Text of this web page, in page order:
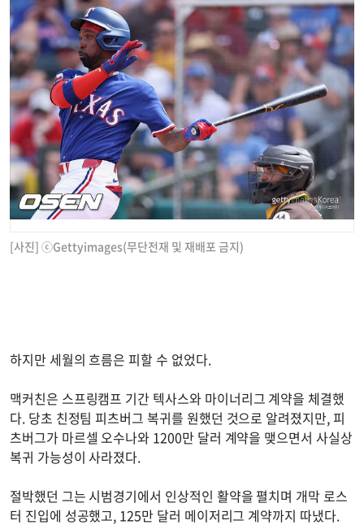
[사진] ⓒGettyimages(무단전재 및 재배포 금지)
하지만 세월의 흐름은 피할 수 없었다.
맥커친은 스프링캠프 기간 텍사스와 마이너리그 계약을 체결했
다. 당초 친정팀 피츠버그 복귀를 원했던 것으로 알려졌지만, 피
츠버그가 마르셀 오수나와 1200만 달러 계약을 맺으면서 사실상
복귀 가능성이 사라졌다.
절박했던 그는 시범경기에서 인상적인 활약을 펼치며 개막 로스
터 진입에 성공했고, 125만 달러 메이저리그 계약까지 따냈다.